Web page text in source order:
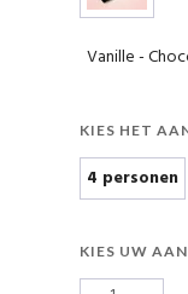
Vanille -
KIES HET
4 personen
KIES UW